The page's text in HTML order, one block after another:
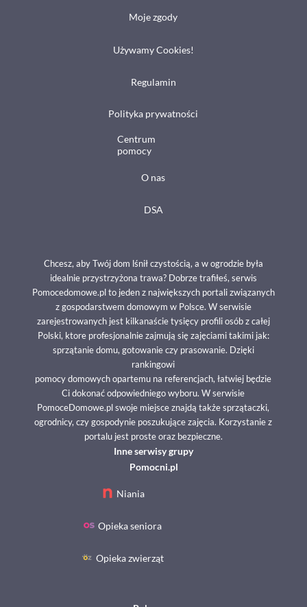
Moje zgody
Używamy Cookies!
Regulamin
Polityka prywatności
Centrum
pomocy
O nas
DSA
Chcesz, aby Twój dom lśnił czystością, a w ogrodzie była
idealnie przystrzyżona trawa? Dobrze trafiłeś, serwis
Pomocedomowe.pl to jeden z największych portali związanych
z gospodarstwem domowym w Polsce. W serwisie
zarejestrowanych jest kilkanaście tysięcy profili osób z całej
Polski, ktore profesjonalnie zajmują się zajęciami takimi jak:
sprzątanie domu, gotowanie czy prasowanie. Dzięki
rankingowi
pomocy domowych opartemu na referencjach, łatwiej będzie
Ci dokonać odpowiedniego wyboru. W serwisie
PomoceDomowe.pl swoje miejsce znajdą także sprzątaczki,
ogrodnicy, czy gospodynie poszukujące zajęcia. Korzystanie z
portalu jest proste oraz bezpieczne.
Niania
Opieka seniora
Opieka zwierząt
Inne serwisy grupy
Pomocni.pl